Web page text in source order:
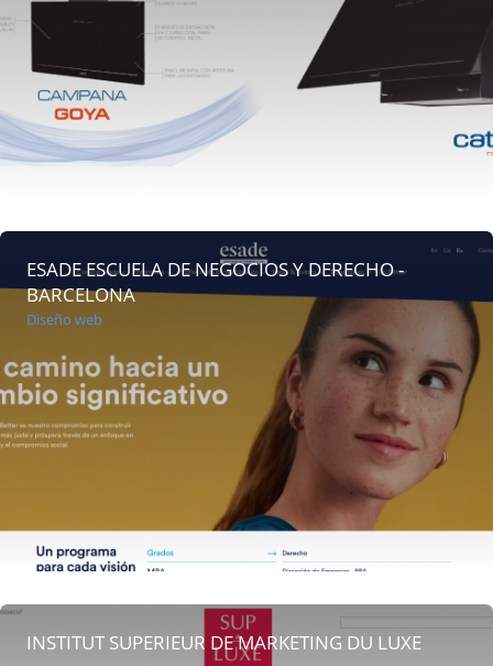
ESADE ESCUELA DE NEGOCIOS Y DERECHO -
BARCELONA
Diseño web
INSTITUT SUPERIEUR DE MARKETING DU LUXE